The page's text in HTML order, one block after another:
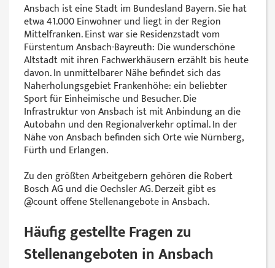
Ansbach ist eine Stadt im Bundesland Bayern. Sie hat
etwa 41.000 Einwohner und liegt in der Region
Mittelfranken. Einst war sie Residenzstadt vom
Fürstentum Ansbach-Bayreuth: Die wunderschöne
Altstadt mit ihren Fachwerkhäusern erzählt bis heute
davon. In unmittelbarer Nähe befindet sich das
Naherholungsgebiet Frankenhöhe: ein beliebter
Sport für Einheimische und Besucher. Die
Infrastruktur von Ansbach ist mit Anbindung an die
Autobahn und den Regionalverkehr optimal. In der
Nähe von Ansbach befinden sich Orte wie Nürnberg,
Fürth und Erlangen.
Zu den größten Arbeitgebern gehören die Robert
Bosch AG und die Oechsler AG. Derzeit gibt es
@‌count offene Stellenangebote in Ansbach.
Häufig gestellte Fragen zu
Stellenangeboten in Ansbach